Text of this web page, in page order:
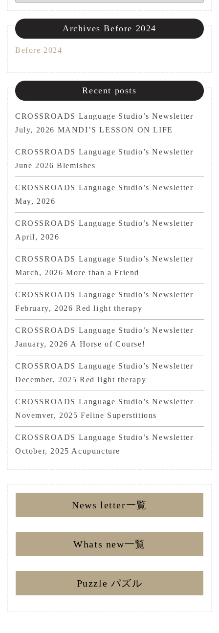
Archives Before 2024
Before 2024
Recent posts
CROSSROADS Language Studio’s Newsletter
July, 2026 MANDI’S LESSON ON LIFE
CROSSROADS Language Studio’s Newsletter
June 2026 Blemishes
CROSSROADS Language Studio’s Newsletter
May, 2026
CROSSROADS Language Studio’s Newsletter
April, 2026
CROSSROADS Language Studio’s Newsletter
March, 2026 More than a Friend
CROSSROADS Language Studio’s Newsletter
February, 2026 Red light therapy
CROSSROADS Language Studio’s Newsletter
January, 2026 A Horse of Course!
CROSSROADS Language Studio’s Newsletter
December, 2025 Red light therapy
CROSSROADS Language Studio’s Newsletter
Novemver, 2025 Feline Superstitions
CROSSROADS Language Studio’s Newsletter
October, 2025 Acupuncture
News letter一覧
Whats new一覧
Puzzle パズル